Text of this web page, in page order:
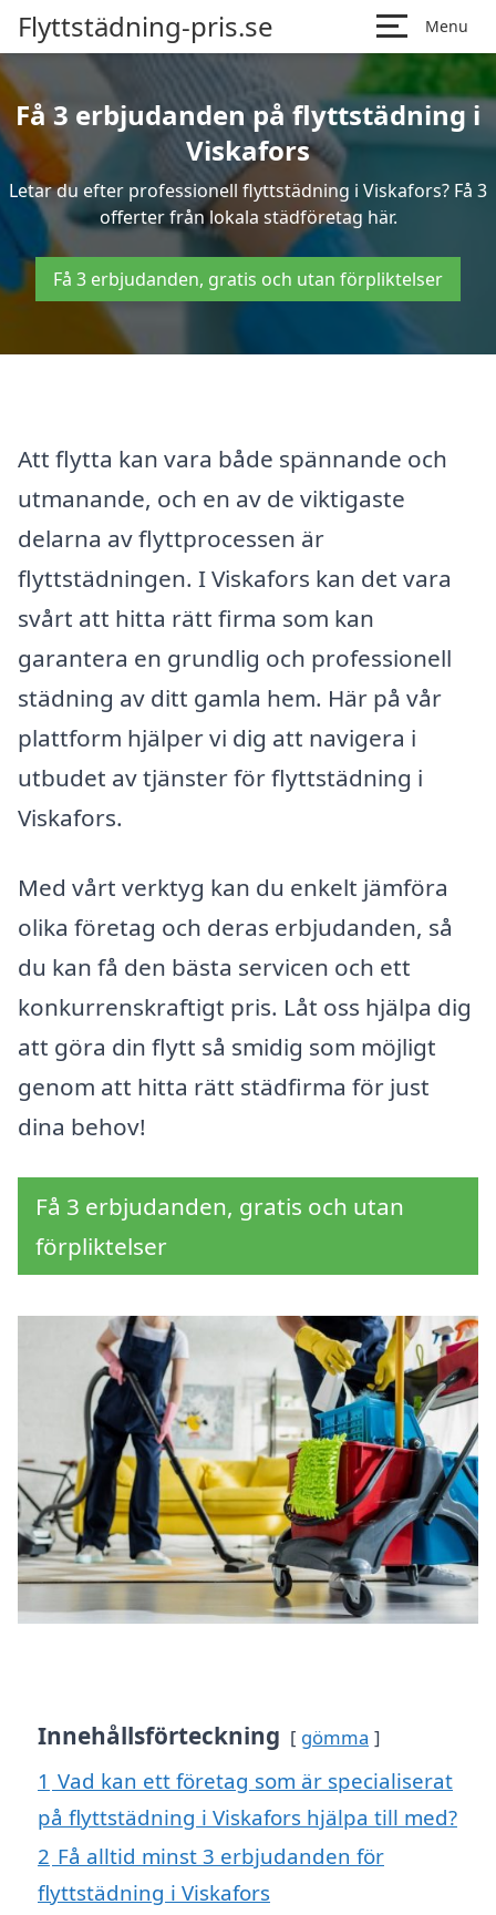
Flyttstädning-pris.se Menu
Få 3 erbjudanden på flyttstädning i
Viskafors
Letar du efter professionell flyttstädning i Viskafors? Få 3
offerter från lokala städföretag här.
Få 3 erbjudanden, gratis och utan förpliktelser
Att flytta kan vara både spännande och
utmanande, och en av de viktigaste
delarna av flyttprocessen är
flyttstädningen. I Viskafors kan det vara
svårt att hitta rätt firma som kan
garantera en grundlig och professionell
städning av ditt gamla hem. Här på vår
plattform hjälper vi dig att navigera i
utbudet av tjänster för flyttstädning i
Viskafors.
Med vårt verktyg kan du enkelt jämföra
olika företag och deras erbjudanden, så
du kan få den bästa servicen och ett
konkurrenskraftigt pris. Låt oss hjälpa dig
att göra din flytt så smidig som möjligt
genom att hitta rätt städfirma för just
dina behov!
Få 3 erbjudanden, gratis och utan
förpliktelser
Innehållsförteckning gömma
1 Vad kan ett företag som är specialiserat
på flyttstädning i Viskafors hjälpa till med?
2 Få alltid minst 3 erbjudanden för
flyttstädning i Viskafors